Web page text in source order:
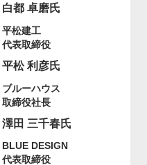
白都 卓磨氏
平松建工
代表取締役
平松 利彦氏
ブルーハウス
取締役社長
澤田 三千春氏
BLUE DESIGN
代表取締役